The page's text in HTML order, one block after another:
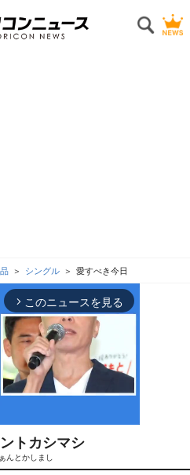
シングル 愛すべき今日
arrow_forward_ios このニュースを見る
M
トカシマシ
んとかしまし